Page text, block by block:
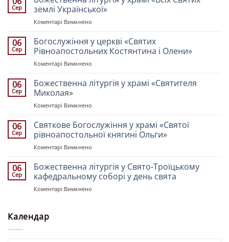
Сер
землі Української»
Коментарі Вимкнено
літургія
у
храмі
землі
Української»
06
Сер
Богослужіння у церкві «Святих
Рівноапостольних Костянтина і Олени»
Коментарі Вимкнено
у
церкві
і
Олени»
06
Сер
Божественна літургія у храмі «Святителя
Миколая»
Коментарі Вимкнено
літургія
храмі
06
Сер
Святкове Богослужіння у храмі «Святої
рівноапостольної княгині Ольги»
Коментарі Вимкнено
Богослужіння
храмі
06
Сер
Божественна літургія у Свято-Троїцькому
кафедральному соборі у день свята
Коментарі Вимкнено
Календар